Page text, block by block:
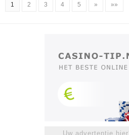
1 2 3 4 5 » »»
Uw advertentie